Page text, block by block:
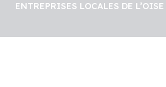
ENTREPRISES LOCALES DE L’OISE